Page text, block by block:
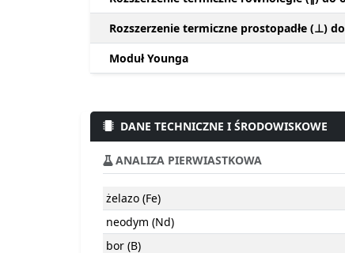
Rozszerzenie termiczne prostopadłe (⊥)
Moduł Younga
DANE TECHNICZNE I ŚRODOWISKOWE
ANALIZA PIERWIASTKOWA
żelazo (Fe)
neodym (Nd)
bor (B)